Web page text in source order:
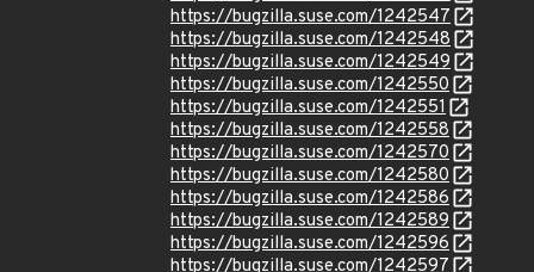
https://bugzilla.suse.com/1242547
https://bugzilla.suse.com/1242548
https://bugzilla.suse.com/1242549
https://bugzilla.suse.com/1242550
https://bugzilla.suse.com/1242551
https://bugzilla.suse.com/1242558
https://bugzilla.suse.com/1242570
https://bugzilla.suse.com/1242580
https://bugzilla.suse.com/1242586
https://bugzilla.suse.com/1242589
https://bugzilla.suse.com/1242596
https://bugzilla.suse.com/1242597